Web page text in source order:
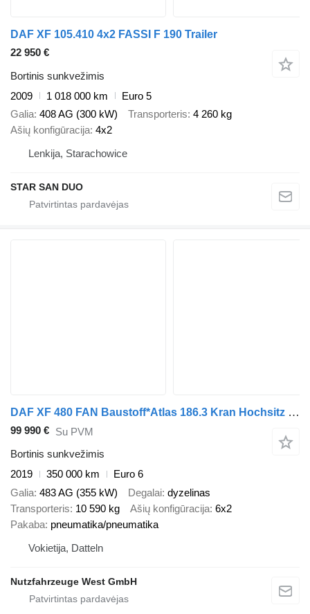
DAF XF 105.410 4x2 FASSI F 190 Trailer
22 950 €
Bortinis sunkvežimis
2009
1 018 000 km
Euro 5
Galia 408 AG (300 kW) Transporteris 4 260 kg
Ašių konfigūracija 4x2
Lenkija, Starachowice
STAR SAN DUO
DAF XF 480 FAN Baustoff*Atlas 186.3 Kran Hochsitz 7m
99 990 € Su PVM
Bortinis sunkvežimis
2019
350 000 km
Euro 6
Galia 483 AG (355 kW) Degalai dyzelinas
Transporteris 10 590 kg Ašių konfigūracija 6x2
Pakaba pneumatika/pneumatika
Vokietija, Datteln
Nutzfahrzeuge West GmbH